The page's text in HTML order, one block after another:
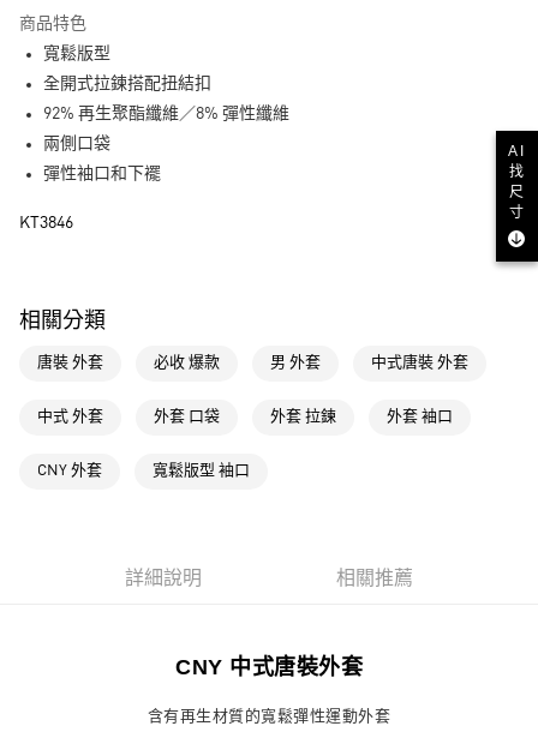
LINE Pay
全家取貨付款
付款後全家取貨
每筆NT$80，滿NT$1,500(含以上)免運費
付款後萊爾富取貨
每筆NT$80，滿NT$1,500(含以上)免運費
每筆NT$80，滿NT$1,500(含以上)免運費
商品特色
寬鬆版型
全開式拉鍊搭配扭結扣
92% 再生聚酯纖維／8% 彈性纖維
兩側口袋
彈性袖口和下襬
KT3846
相關分類
唐裝 外套 必收 爆款 男 外套 中式唐裝 外套
中式 外套 外套 口袋 外套 拉鍊 外套 袖口
CNY 外套 寬鬆版型 袖口
詳細說明 相關推薦
CNY 中式唐裝外套
含有再生材質的寬鬆彈性運動外套
AI
找
尺
寸